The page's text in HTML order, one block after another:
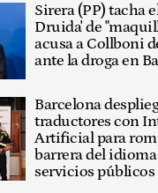
Sirera (PP) tacha
Druida' de
acusa a Collboni
ante la droga en
Barcelona
traductores con
Artificial para
barrera del idioma
servicios públicos